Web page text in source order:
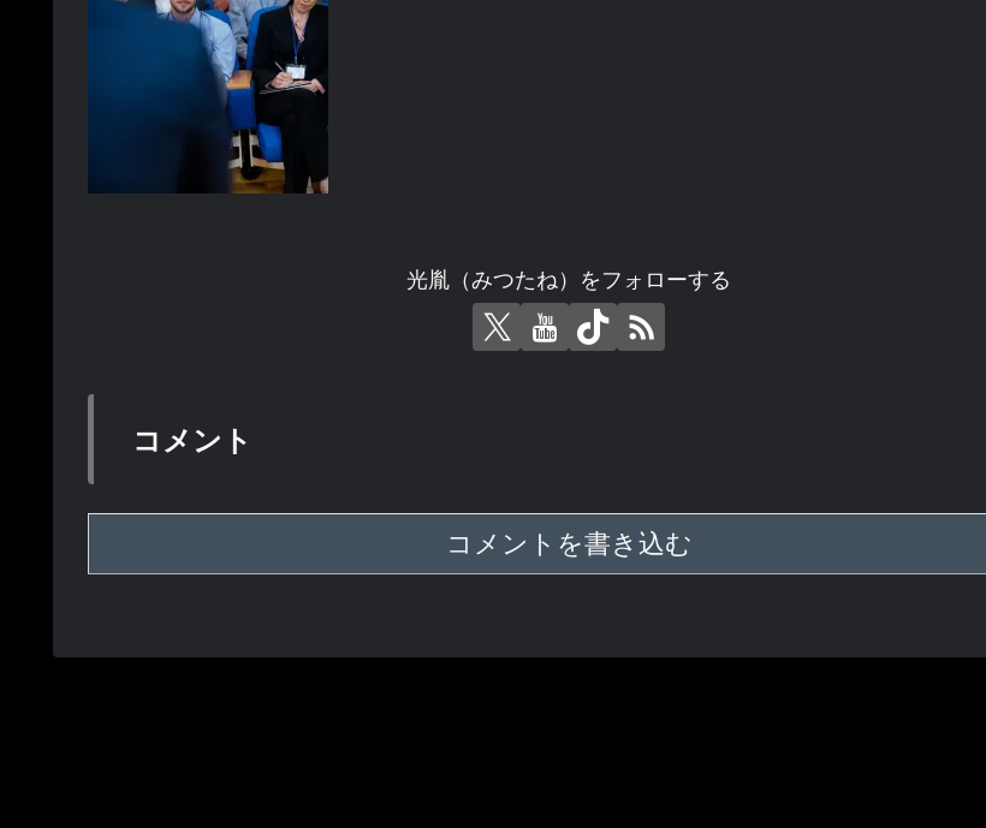
光胤（みつたね）をフォローする
コメント
コメントを書き込む